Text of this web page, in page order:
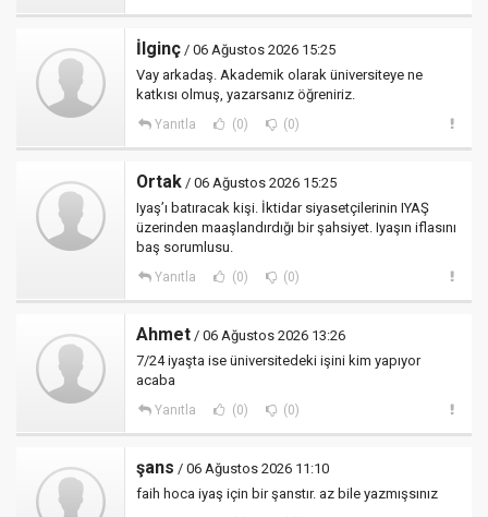
İlginç / 06 Ağustos 2026 15:25
Vay arkadaş. Akademik olarak üniversiteye ne
katkısı olmuş, yazarsanız öğreniriz.
Yanıtla (0) (0)
Ortak / 06 Ağustos 2026 15:25
Iyaş’ı batıracak kişi. İktidar siyasetçilerinin IYAŞ
üzerinden maaşlandırdığı bir şahsiyet. Iyaşın iflasını
baş sorumlusu.
Yanıtla (0) (0)
Ahmet / 06 Ağustos 2026 13:26
7/24 iyaşta ise üniversitedeki işini kim yapıyor
acaba
Yanıtla (0) (0)
şans / 06 Ağustos 2026 11:10
faih hoca iyaş için bir şanstır. az bile yazmışsınız